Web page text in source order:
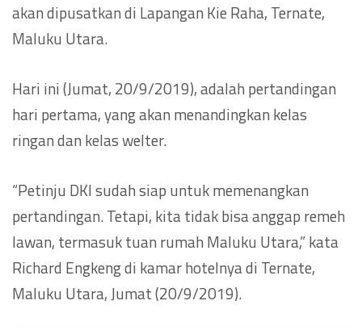
akan dipusatkan di Lapangan Kie Raha, Ternate,
Maluku Utara.
Hari ini (Jumat, 20/9/2019), adalah pertandingan
hari pertama, yang akan menandingkan kelas
ringan dan kelas welter.
“Petinju DKI sudah siap untuk memenangkan
pertandingan. Tetapi, kita tidak bisa anggap remeh
lawan, termasuk tuan rumah Maluku Utara,” kata
Richard Engkeng di kamar hotelnya di Ternate,
Maluku Utara, Jumat (20/9/2019).